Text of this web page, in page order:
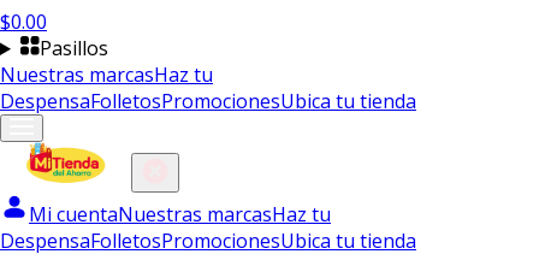
$0.00
Pasillos
Nuestras marcasHaz tu
DespensaFolletosPromocionesUbica tu tienda
Mi cuentaNuestras marcasHaz tu
DespensaFolletosPromocionesUbica tu tienda